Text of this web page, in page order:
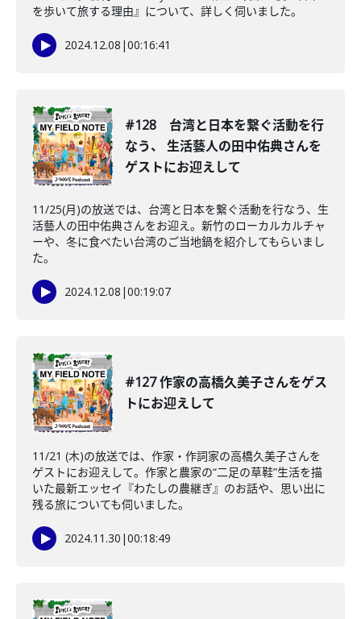
を歩いて旅する理由』について、詳しく伺いました。
2024.12.08 |00:16:41
#128 台湾と日本を繋ぐ活動を行
なう、 生活藝人の田中佑典さんを
ゲストにお迎えして
11/25(月)の放送では、台湾と日本を繋ぐ活動を行なう、生
活藝人の田中佑典さんをお迎え。新竹のローカルカルチャ
ーや、冬に食べたい台湾のご当地鍋を紹介してもらいまし
た。
2024.12.08 |00:19:07
#127 作家の高橋久美子さんをゲス
トにお迎えして
11/21 (木)の放送では、作家・作詞家の高橋久美子さんを
ゲストにお迎えして。作家と農家の“二足の草鞋”生活を描
いた最新エッセイ『わたしの農継ぎ』のお話や、思い出に
残る旅についても伺いました。
2024.11.30 |00:18:49